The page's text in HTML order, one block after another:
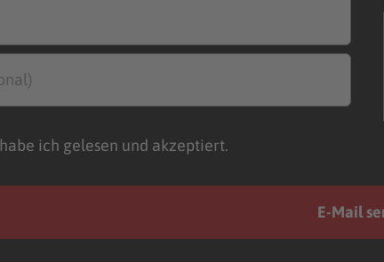
habe ich gelesen und akzeptiert.